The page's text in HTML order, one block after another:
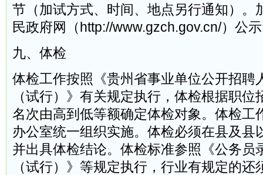
节（加试方式、时间、地点另行通知）。
民政府网（http://www.gzch.gov.cn/）公
九、体检
体检工作按照《贵州省事业单位公开招聘
（试行）》有关规定执行，体检根据职
名次由高到低等额确定体检对象。体检工
办公室统一组织实施。体检必须在县及县
并出具体检结论。体检标准参照《公务员
（试行）》等规定执行，行业有规定的还